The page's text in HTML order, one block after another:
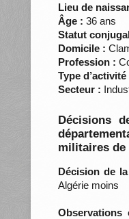
Lieu de
Âge : 36 ans
Statut
Domicile :
Profession :
Type d’activité
Secteur :
Décisions
militaires de
Décision de
Algérie moins